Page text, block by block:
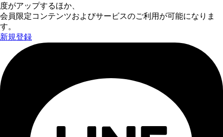
度がアップするほか、
会員限定コンテンツおよびサービスのご利用が可能になりま
す。
新規登録